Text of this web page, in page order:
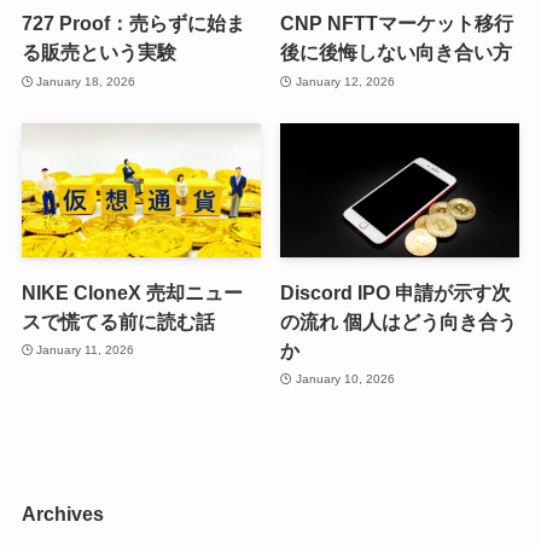
727 Proof：売らずに始ま
る販売という実験
January 18, 2026
CNP NFTTマーケット移行
後に後悔しない向き合い方
January 12, 2026
NIKE CloneX 売却ニュー
スで慌てる前に読む話
January 11, 2026
Discord IPO 申請が示す次
の流れ 個人はどう向き合う
か
January 10, 2026
Archives